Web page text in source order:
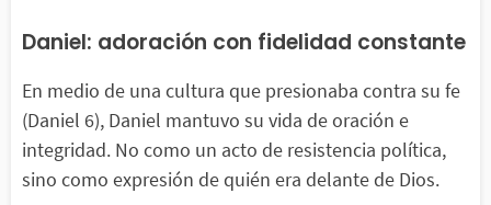
Daniel: adoración con fidelidad constante
En medio de una cultura que presionaba contra su fe
(Daniel 6), Daniel mantuvo su vida de oración e
integridad. No como un acto de resistencia política,
sino como expresión de quién era delante de Dios.